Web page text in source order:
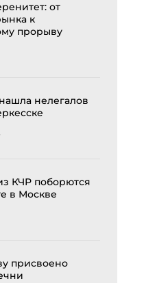
от
к
прорыву
нелегалов
КЧР поборются
в Москве
присвоено